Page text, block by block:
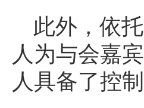
此外，依
人为与会嘉
人具备了控